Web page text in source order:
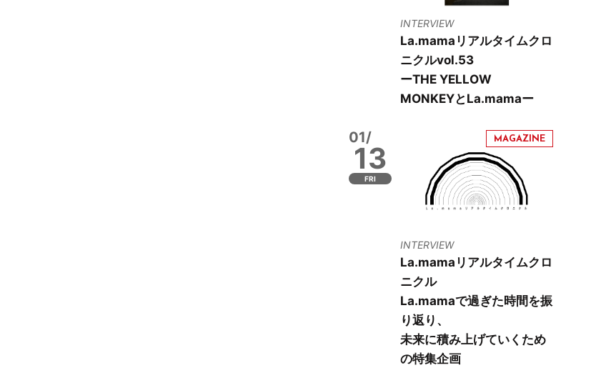
INTERVIEW
La.mamaリアルタイムクロ
ニクルvol.53
ーTHE YELLOW
MONKEYとLa.mamaー
01/
13
FRI
INTERVIEW
La.mamaリアルタイムクロ
ニクル
La.mamaで過ぎた時間を振
り返り、
未来に積み上げていくため
の特集企画